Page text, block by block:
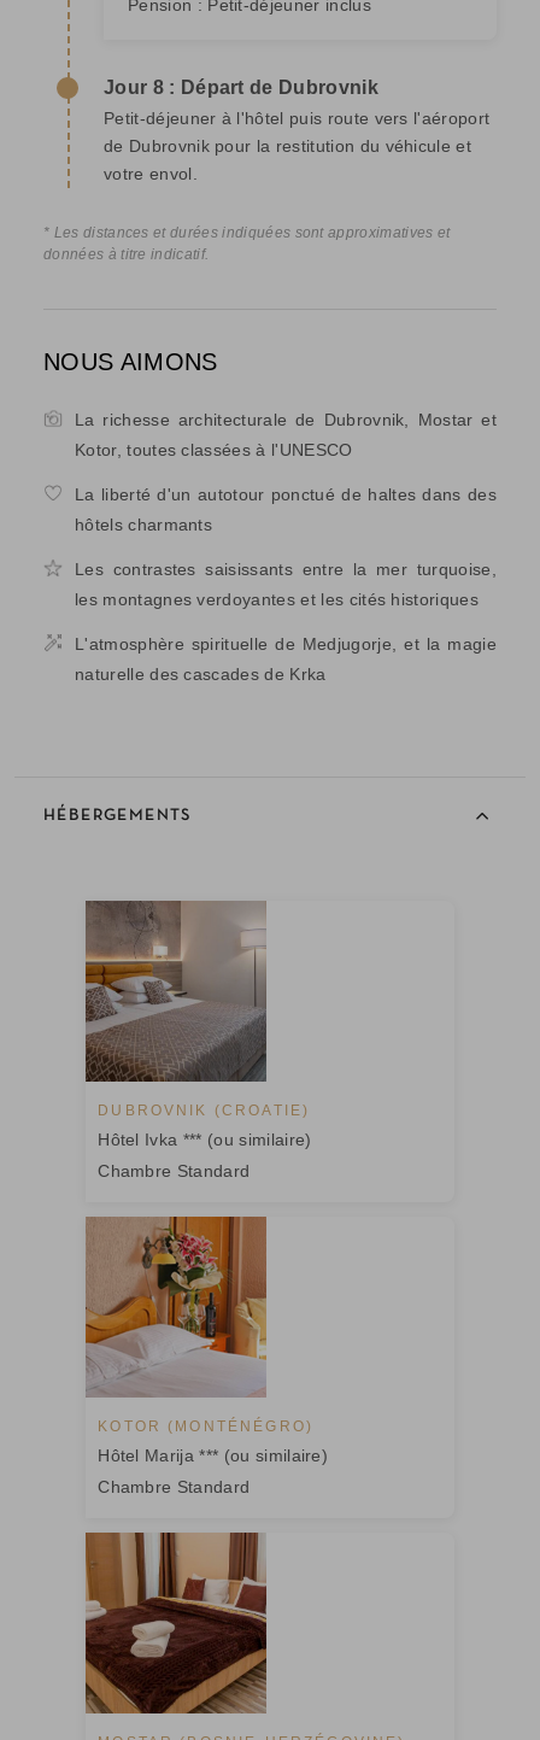
Pension : Petit-déjeuner inclus
Jour 8 : Départ de Dubrovnik
Petit-déjeuner à l'hôtel puis route vers l'aéroport
de Dubrovnik pour la restitution du véhicule et
votre envol.
* Les distances et durées indiquées sont approximatives et
données à titre indicatif.
NOUS AIMONS
La richesse architecturale de Dubrovnik, Mostar et
Kotor, toutes classées à l'UNESCO
La liberté d'un autotour ponctué de haltes dans des
hôtels charmants
Les contrastes saisissants entre la mer turquoise,
les montagnes verdoyantes et les cités historiques
L'atmosphère spirituelle de Medjugorje, et la magie
naturelle des cascades de Krka
HÉBERGEMENTS
DUBROVNIK (CROATIE)
Hôtel Ivka *** (ou similaire)
Chambre Standard
KOTOR (MONTÉNÉGRO)
Hôtel Marija *** (ou similaire)
Chambre Standard